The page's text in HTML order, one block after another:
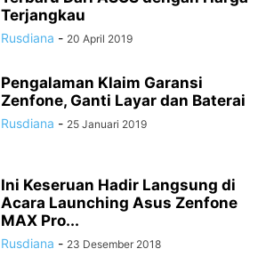
Terjangkau
Rusdiana - 20 April 2019
Pengalaman Klaim Garansi
Zenfone, Ganti Layar dan Baterai
Rusdiana - 25 Januari 2019
Ini Keseruan Hadir Langsung di
Acara Launching Asus Zenfone
MAX Pro...
Rusdiana - 23 Desember 2018